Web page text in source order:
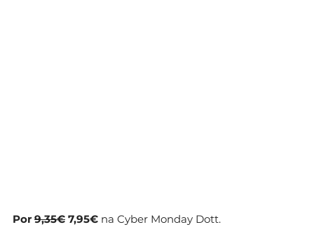
Por 9,35€ 7,95€ na Cyber Monday Dott.